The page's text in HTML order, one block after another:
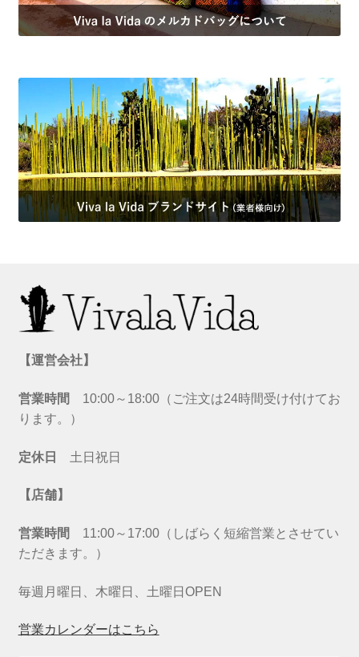
【運営会社】
営業時間 10:00～18:00（ご注文は24時間受け付けてお
ります。）
定休日 土日祝日
【店舗】
営業時間 11:00～17:00（しばらく短縮営業とさせてい
ただきます。）
毎週月曜日、木曜日、土曜日OPEN
営業カレンダーはこちら